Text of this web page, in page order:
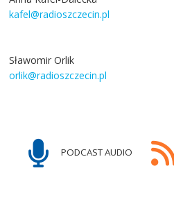
kafel@radioszczecin.pl
Sławomir Orlik
orlik@radioszczecin.pl
PODCAST AUDIO